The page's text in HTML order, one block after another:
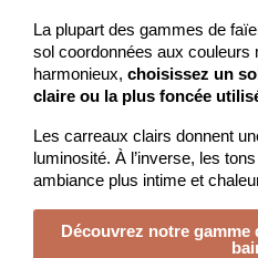
La plupart des gammes de
sol coordonnées aux couleurs
harmonieux, choisissez un
claire ou la plus foncée
Les carreaux clairs donnent
luminosité. À l’inverse, les
ambiance plus intime et
Découvrez notre gamme